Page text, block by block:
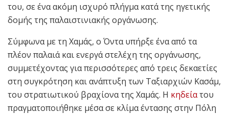
του, σε ένα ακόμη ισχυρό πλήγμα κατά της ηγετικής
δομής της παλαιστινιακής οργάνωσης.
Σύμφωνα με τη Χαμάς, ο Όντα υπήρξε ένα από τα
πλέον παλαιά και ενεργά στελέχη της οργάνωσης,
συμμετέχοντας για περισσότερες από τρεις δεκαετίες
στη συγκρότηση και ανάπτυξη των Ταξιαρχιών Κασάμ,
του στρατιωτικού βραχίονα της Χαμάς. Η κηδείατου
πραγματοποιήθηκε μέσα σε κλίμα έντασης στην Πόλη